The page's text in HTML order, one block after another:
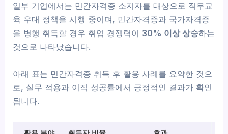
일부 기업에서는 민간자격증 소지자를 대상으로 직무교
육 우대 정책을 시행 중이며, 민간자격증과 국가자격증
을 병행 취득할 경우 취업 경쟁력이 30% 이상 상승하는
것으로 나타났습니다.
아래 표는 민간자격증 취득 후 활용 사례를 요약한 것으
로, 실무 적용과 이직 성공률에서 긍정적인 결과가 확인
됩니다.